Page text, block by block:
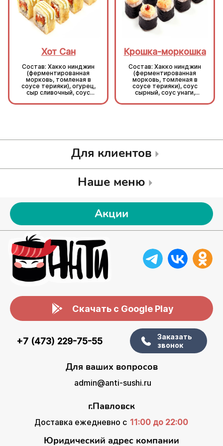
Хот Сан
Состав: Хакко нинджин
(ферментированная
морковь, томленая в
соусе терияки), огурец,
сыр сливочный, соус
рис, нори.
Крошка-моркошка
Состав: Хакко нинджин
(ферментированная
морковь, томленая в
соусе терияки), соус
сырный, соус унаги,
Для клиентов
Наше меню
Акции
Скачать с Google Play
+7 (473) 229-75-55
Заказать
звонок
Для ваших вопросов
admin@anti-sushi.ru
г.Павловск
Доставка ежедневно с 11:00 до 22:00
Юридический адрес компании